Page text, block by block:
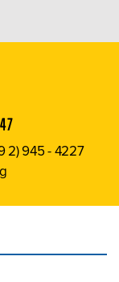
2) 945 - 4227